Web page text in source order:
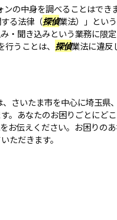
の中身を調べることはでき
る法律（探偵業法）」とい
・聞き込みという業務に限
うことは、 探偵業法に違反
さいたま市を中心に埼玉県、
。あなたのお困りごとにど
お伝えください。お困りの
ただきます。